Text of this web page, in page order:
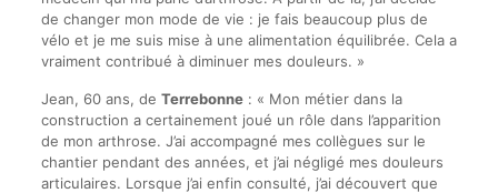
de changer mon mode de vie : je fais beaucoup plus de
vélo et je me suis mise à une alimentation équilibrée. Cela a
vraiment contribué à diminuer mes douleurs. »
Jean, 60 ans, de Terrebonne: « Mon métier dans la
construction a certainement joué un rôle dans l’apparition
de mon arthrose. J’ai accompagné mes collègues sur le
chantier pendant des années, et j’ai négligé mes douleurs
articulaires. Lorsque j’ai enfin consulté, j’ai découvert que